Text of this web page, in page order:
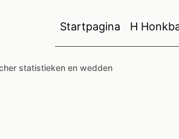
Startpagina H
statistieken en wedden